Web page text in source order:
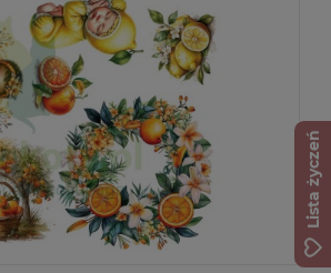
Lista życzeń